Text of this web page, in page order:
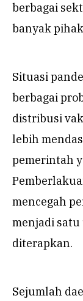
berbagai
banyak
Situasi
berbagai
distribusi
lebih
pemerintah
mencegah
menjadi
diterapkan.
Sejumlah